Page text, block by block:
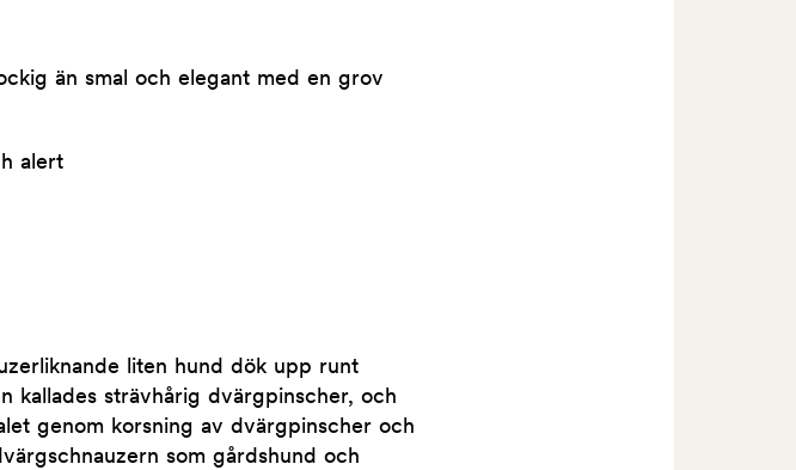
än smal och elegant med en grov
alert
liten hund dök upp runt
kallades strävhårig dvärgpinscher, och
genom korsning av dvärgpinscher och
som gårdshund och